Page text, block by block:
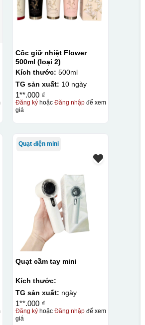
Cốc giữ nhiệt Flower
500ml (loại 2)
Kích thước: 500ml
TG sản xuất: 10 ngày
1**.000 ₫
Đăng ký hoặcĐăng nhập để xem
giá
Quạt điện mini
Quạt cầm tay mini
Kích thước:
TG sản xuất: ngày
1**.000 ₫
Đăng ký hoặcĐăng nhập để xem
giá